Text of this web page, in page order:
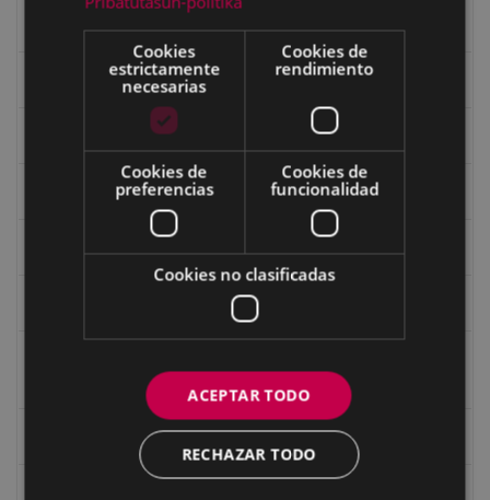
Fondo Carlos Narbaiza
Ignacio Zuloaga (1870-2020)
Indalecio Ojanguren Diputación de Gipuzkoa
Cookies
estrictamente
necesarias
Cookies de
rendimiento
Cookies de
preferencias
Cookies de
funcionalidad
Cookies no clasificadas
ACEPTAR TODO
RECHAZAR TODO